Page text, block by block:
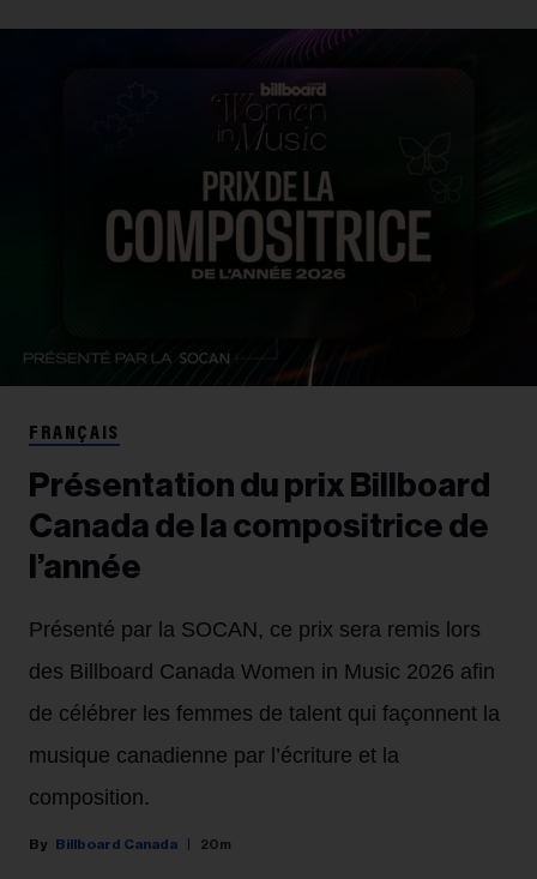
FRANÇAIS
Présentation du prix Billboard
Canada de la compositrice de
l’année
Présenté par la SOCAN, ce prix sera remis lors
des Billboard Canada Women in Music 2026 afin
de célébrer les femmes de talent qui façonnent la
musique canadienne par l’écriture et la
composition.
Billboard Canada 20m